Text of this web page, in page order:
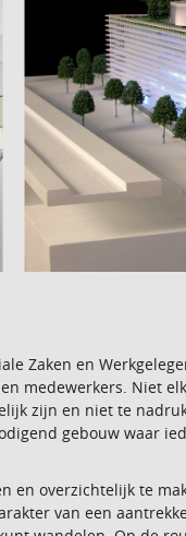
Zaken en
medewerkers. Niet
zijn en niet te
gebouw waar
en overzichtelijk te
van een